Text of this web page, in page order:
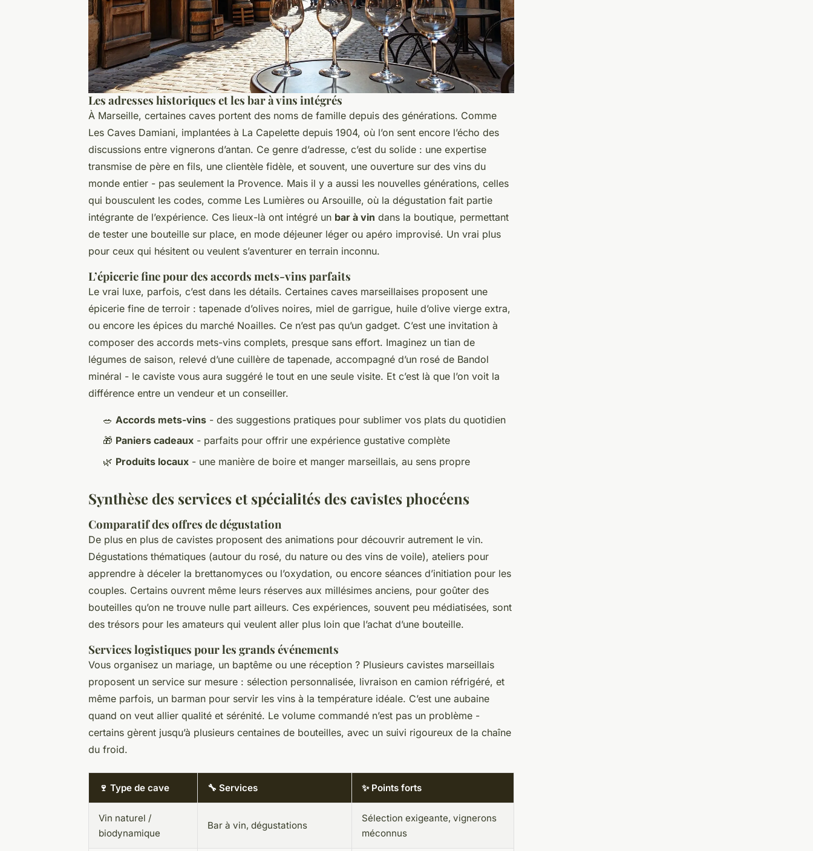
Les adresses historiques et les bar à vins intégrés
À Marseille, certaines caves portent des noms de famille depuis des générations. Comme
Les Caves Damiani, implantées à La Capelette depuis 1904, où l’on sent encore l’écho des
discussions entre vignerons d’antan. Ce genre d’adresse, c’est du solide : une expertise
transmise de père en fils, une clientèle fidèle, et souvent, une ouverture sur des vins du
monde entier - pas seulement la Provence. Mais il y a aussi les nouvelles générations, celles
qui bousculent les codes, comme Les Lumières ou Arsouille, où la dégustation fait partie
intégrante de l’expérience. Ces lieux-là ont intégré un bar à vin dans la boutique, permettant
de tester une bouteille sur place, en mode déjeuner léger ou apéro improvisé. Un vrai plus
pour ceux qui hésitent ou veulent s’aventurer en terrain inconnu.
L’épicerie fine pour des accords mets-vins parfaits
Le vrai luxe, parfois, c’est dans les détails. Certaines caves marseillaises proposent une
épicerie fine de terroir : tapenade d’olives noires, miel de garrigue, huile d’olive vierge extra,
ou encore les épices du marché Noailles. Ce n’est pas qu’un gadget. C’est une invitation à
composer des accords mets-vins complets, presque sans effort. Imaginez un tian de
légumes de saison, relevé d’une cuillère de tapenade, accompagné d’un rosé de Bandol
minéral - le caviste vous aura suggéré le tout en une seule visite. Et c’est là que l’on voit la
différence entre un vendeur et un conseiller.
🥗 Accords mets-vins - des suggestions pratiques pour sublimer vos plats du quotidien
🎁 Paniers cadeaux - parfaits pour offrir une expérience gustative complète
🌿 Produits locaux - une manière de boire et manger marseillais, au sens propre
Synthèse des services et spécialités des cavistes phocéens
Comparatif des offres de dégustation
De plus en plus de cavistes proposent des animations pour découvrir autrement le vin.
Dégustations thématiques (autour du rosé, du nature ou des vins de voile), ateliers pour
apprendre à déceler la brettanomyces ou l’oxydation, ou encore séances d’initiation pour les
couples. Certains ouvrent même leurs réserves aux millésimes anciens, pour goûter des
bouteilles qu’on ne trouve nulle part ailleurs. Ces expériences, souvent peu médiatisées, sont
des trésors pour les amateurs qui veulent aller plus loin que l’achat d’une bouteille.
Services logistiques pour les grands événements
Vous organisez un mariage, un baptême ou une réception ? Plusieurs cavistes marseillais
proposent un service sur mesure : sélection personnalisée, livraison en camion réfrigéré, et
même parfois, un barman pour servir les vins à la température idéale. C’est une aubaine
quand on veut allier qualité et sérénité. Le volume commandé n’est pas un problème -
certains gèrent jusqu’à plusieurs centaines de bouteilles, avec un suivi rigoureux de la chaîne
du froid.
🍷 Type de cave 🔧 Services ✨ Points forts
Vin naturel /
biodynamique
Bar à vin, dégustations
Sélection exigeante, vignerons
méconnus